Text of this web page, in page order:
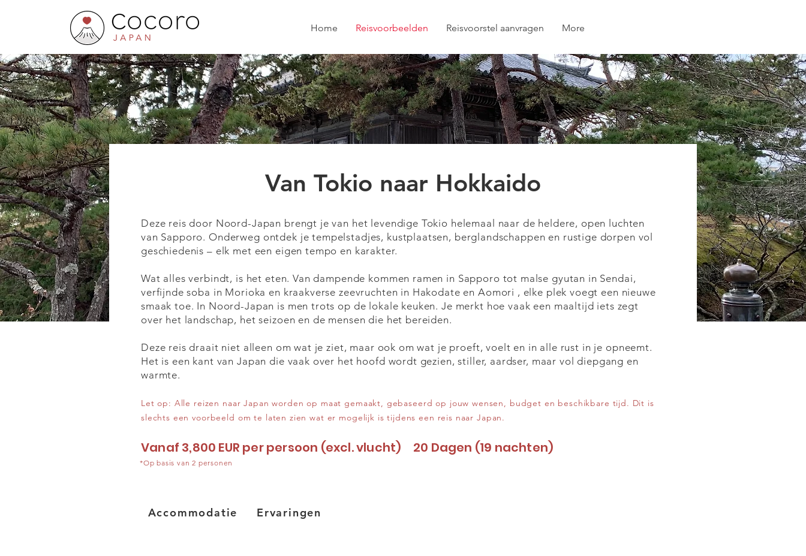
Home Reisvoorbeelden Reisvoorstel aanvragen More
Van Tokio naar Hokkaido
Deze reis door Noord-Japan brengt je van het levendige Tokio helemaal naar de heldere, open luchten
van Sapporo. Onderweg ontdek je tempelstadjes, kustplaatsen, berglandschappen en rustige dorpen vol
geschiedenis – elk met een eigen tempo en karakter.
Wat alles verbindt, is het eten. Van dampende kommen ramen in Sapporo tot malse gyutan in Sendai,
verfijnde soba in Morioka en kraakverse zeevruchten in Hakodate en Aomori , elke plek voegt een nieuwe
smaak toe. In Noord-Japan is men trots op de lokale keuken. Je merkt hoe vaak een maaltijd iets zegt
over het landschap, het seizoen en de mensen die het bereiden.
Deze reis draait niet alleen om wat je ziet, maar ook om wat je proeft, voelt en in alle rust in je opneemt.
Het is een kant van Japan die vaak over het hoofd wordt gezien, stiller, aardser, maar vol diepgang en
warmte.
Let op: Alle reizen naar Japan worden op maat gemaakt, gebaseerd op jouw wensen, budget en beschikbare tijd. Dit is
slechts een voorbeeld om te laten zien wat er mogelijk is tijdens een reis naar Japan.
Vanaf 3,800 EUR per persoon (excl. vlucht) 20 Dagen (19 nachten)
*Op basis van 2 personen
Accommodatie Ervaringen